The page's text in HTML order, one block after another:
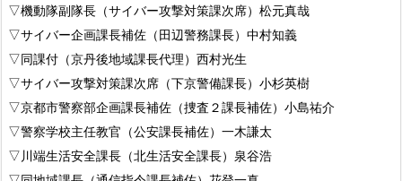
▽機動隊副隊長（サイバー攻撃対策課次席）松元真哉
▽サイバー企画課長補佐（田辺警務課長）中村知義
▽同課付（京丹後地域課長代理）西村光生
▽サイバー攻撃対策課次席（下京警備課長）小杉英樹
▽京都市警察部企画課長補佐（捜査２課長補佐）小島祐介
▽警察学校主任教官（公安課長補佐）一木謙太
▽川端生活安全課長（北生活安全課長）泉谷浩